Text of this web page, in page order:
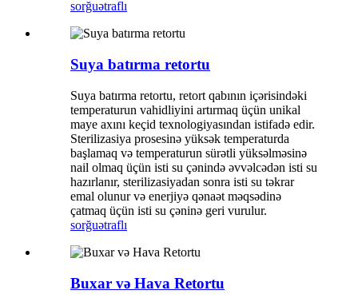
sorğuətraflı
Suya batırma retortu
Suya batırma retortu, retort qabının içərisindəki
temperaturun vahidliyini artırmaq üçün unikal
maye axını keçid texnologiyasından istifadə edir.
Sterilizasiya prosesinə yüksək temperaturda
başlamaq və temperaturun sürətli yüksəlməsinə
nail olmaq üçün isti su çənində əvvəlcədən isti su
hazırlanır, sterilizasiyadan sonra isti su təkrar
emal olunur və enerjiyə qənaət məqsədinə
çatmaq üçün isti su çəninə geri vurulur.
sorğuətraflı
Buxar və Hava Retortu